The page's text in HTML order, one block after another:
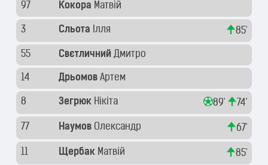
97 Кокора Матвій
3 Сльота Ілля 85'
55 Свєтличний Дмитро
14 Дрьомов Артем
8 Зегрюк Нікіта 89' 74'
77 Наумов Олександр 67'
11 Щербак Матвій 85'